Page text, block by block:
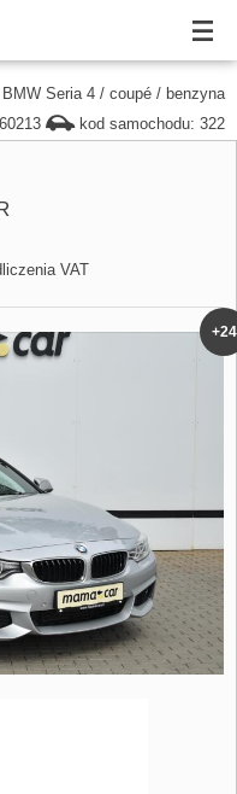
BMW Seria 4 / coupé / benzyna
kod samochodu: 322
VAT
+24